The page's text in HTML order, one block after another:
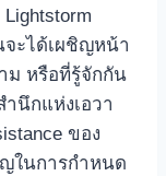
จะได้เผชิญหน้า
ม หรือที่รู้จักกัน
นึกแห่งเอวา
ของ
ในการกำหนด